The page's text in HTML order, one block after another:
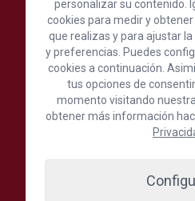
C./ León y Castillo, 24, 1ª
Gran Canaria, España
(+34) 928 390 390
Escríbenos aquí
personalizar su contenido.
cookies para medir y
que realizas y para ajustar
y preferencias. Puedes
cookies a continuación.
tus opciones de
momento visitando nuestra
obtener más información